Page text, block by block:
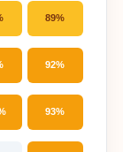
89%
92%
93%